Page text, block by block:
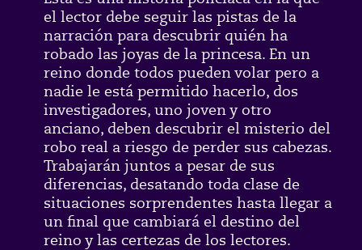
el lector debe seguir las pistas de la
narración para descubrir quién ha
robado las joyas de la princesa. En un
reino donde todos pueden volar pero a
nadie le está permitido hacerlo, dos
investigadores, uno joven y otro
anciano, deben descubrir el misterio del
robo real a riesgo de perder sus cabezas.
Trabajarán juntos a pesar de sus
diferencias, desatando toda clase de
situaciones sorprendentes hasta llegar a
un final que cambiará el destino del
reino y las certezas de los lectores.